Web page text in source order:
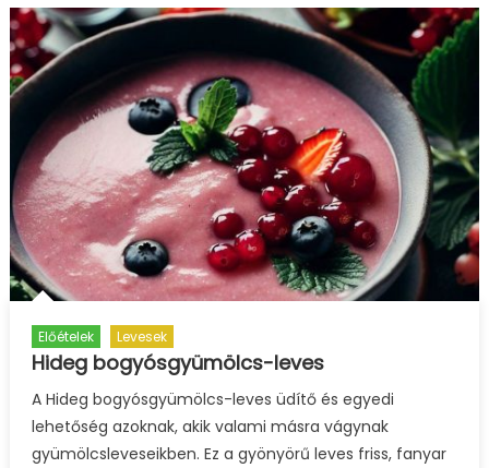
Előételek Levesek
Hideg bogyósgyümölcs-leves
A Hideg bogyósgyümölcs-leves üdítő és egyedi
lehetőség azoknak, akik valami másra vágynak
gyümölcsleveseikben. Ez a gyönyörű leves friss, fanyar